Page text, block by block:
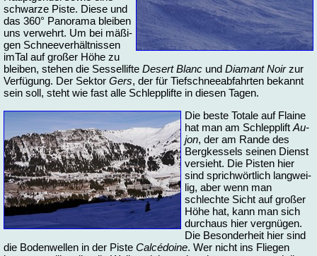
schwar­ze Pis­te. Die­se und
das 360° Pa­n­ora­ma blei­ben
uns ver­wehrt. Um bei mä­ßi­
gen Schnee­ver­hält­nis­sen
imTal auf großer Hö­he zu
blei­ben, ste­hen die Ses­sel­lif­te De­sert Blanc und Dia­mant Noirzur
Ver­fü­gung. Der Sek­tor Gers, der für Tief­schnee­ab­fahr­ten be­kannt
sein soll, steht wie fast al­le Schlepp­lif­te in die­sen Ta­gen.
Die bes­te To­ta­le auf Flaine
hat man am Schlepp­lift Au­
jon, der am Ran­de des
Berg­kes­sels sei­nen Dienst
ver­sieht. Die Pis­ten hier
sind sprich­wört­lich lang­wei­
lig, aber wenn man
schlech­te Sicht auf großer
Hö­he hat, kann man sich
durch­aus hier ver­gnü­gen.
Die Be­son­der­heit hier sind
die Bo­den­wel­len in der Pis­te Cal­cé­doi­ne. Wer nicht ins Flie­gen